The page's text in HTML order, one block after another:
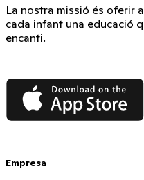
La nostra missió és oferir a
cada infant una educació
encanti.
App Store
Empresa